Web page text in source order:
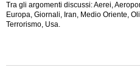
Tra gli argomenti discussi: Aerei,
Europa, Giornali, Iran, Medio Oriente,
Terrorismo, Usa.